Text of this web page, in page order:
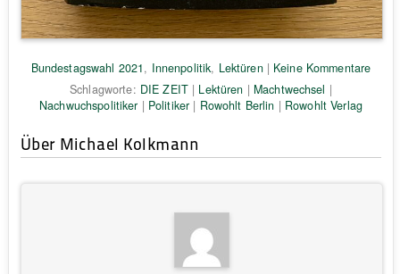
Bundestagswahl 2021, Innenpolitik, Lektüren| Keine Kommentare
Schlagworte: DIE ZEIT| Lektüren | Machtwechsel |
Nachwuchspolitiker | Politiker | Rowohlt Berlin | Rowohlt Verlag
Über Michael Kolkmann